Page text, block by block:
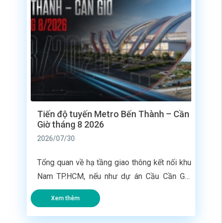
Tiến độ tuyến Metro Bến Thành – Cần
Giờ tháng 8 2026
2026/07/30
Tổng quan về hạ tầng giao thông kết nối khu
Nam TP.HCM, nếu như dự án Cầu Cần Giờ
giải quyết bài toán giao thông đường bộ thay
thế phà Bình Khánh, thì tuyến Metro Bến
Thành – Cần Giờ lại đóng vai trò là “mạch
Xem thêm